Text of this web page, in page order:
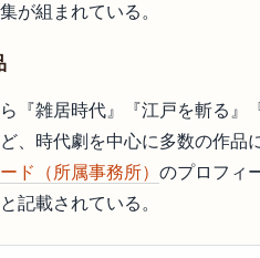
が組まれている。
『雑居時代』『江戸を斬る』
ど、時代劇を中心に多数の作品
ド（所属事務所） のプロフィ
記載されている。